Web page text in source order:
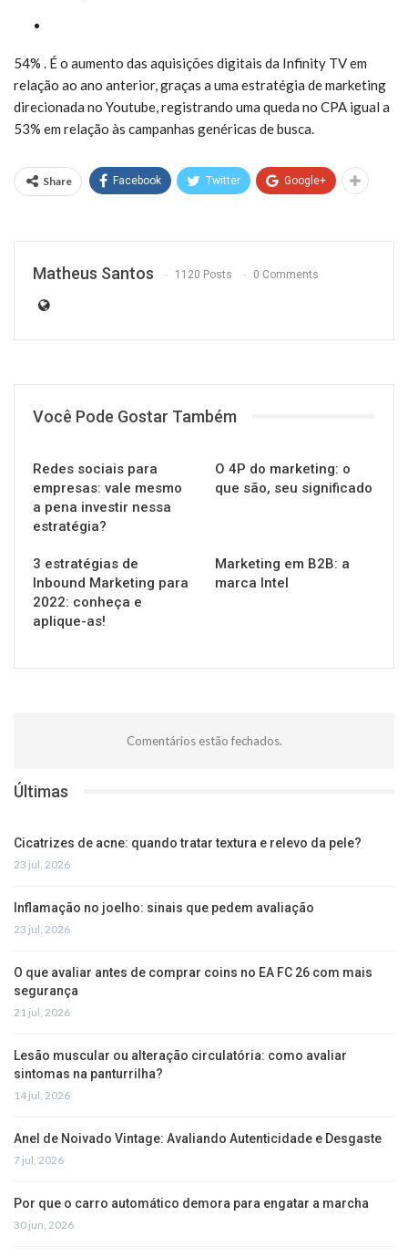
54% . É o aumento das aquisições digitais da Infinity TV em
relação ao ano anterior, graças a uma estratégia de marketing
direcionada no Youtube, registrando uma queda no CPA igual a
53% em relação às campanhas genéricas de busca.
Share Facebook Twitter Google+
Matheus Santos 1120 Posts 0 Comments
Você Pode Gostar Também
Redes sociais para
empresas: vale mesmo
a pena investir nessa
estratégia?
O 4P do marketing: o
que são, seu significado
3 estratégias de
Inbound Marketing para
2022: conheça e
aplique-as!
Marketing em B2B: a
marca Intel
Comentários estão fechados.
Últimas
Cicatrizes de acne: quando tratar textura e relevo da pele?
23 jul, 2026
Inflamação no joelho: sinais que pedem avaliação
23 jul, 2026
O que avaliar antes de comprar coins no EA FC 26 com mais
segurança
21 jul, 2026
Lesão muscular ou alteração circulatória: como avaliar
sintomas na panturrilha?
14 jul, 2026
Anel de Noivado Vintage: Avaliando Autenticidade e Desgaste
7 jul, 2026
Por que o carro automático demora para engatar a marcha
30 jun, 2026